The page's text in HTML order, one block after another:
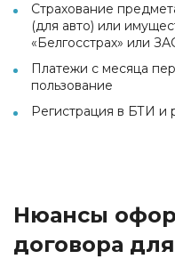
Страхование
(для авто) или
«Белгосстрах» или
Платежи с месяца
пользование
Регистрация в БТИ и
Нюансы
договора